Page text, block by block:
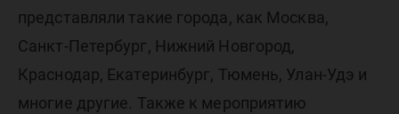
представляли такие города, как Москва,
Санкт-Петербург, Нижний Новгород,
Краснодар, Екатеринбург, Тюмень, Улан-Удэ и
многие другие. Также к мероприятию